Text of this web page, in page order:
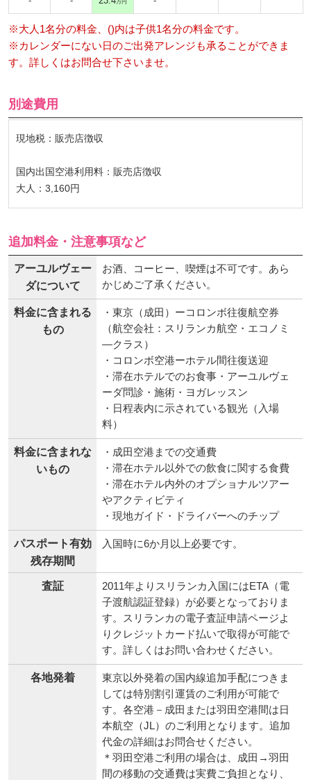
※大人1名分の料金、()内は子供1名分の料金です。
※カレンダーにない日のご出発アレンジも承ることができま
す。詳しくはお問合せ下さいませ。
別途費用
現地税：販売店徴収
国内出国空港利用料：販売店徴収
大人：3,160円
追加料金・注意事項など
アーユルヴェー
ダについて
お酒、コーヒー、喫煙は不可です。あら
かじめご了承ください。
料金に含まれる
もの
・東京（成田）ーコロンボ往復航空券
（航空会社：スリランカ航空・エコノミ
―クラス）
・コロンボ空港ーホテル間往復送迎
・滞在ホテルでのお食事・アーユルヴェ
ーダ問診・施術・ヨガレッスン
・日程表内に示されている観光（入場
料）
料金に含まれな
いもの
・成田空港までの交通費
・滞在ホテル以外での飲食に関する食費
・滞在ホテル内外のオプショナルツアー
やアクティビティ
・現地ガイド・ドライバーへのチップ
パスポート有効
残存期間
入国時に6か月以上必要です。
査証
2011年よりスリランカ入国にはETA（電
子渡航認証登録）が必要となっておりま
す。スリランカの電子査証申請ページよ
りクレジットカード払いで取得が可能で
す。詳しくはお問い合わせください。
各地発着
東京以外発着の国内線追加手配につきま
しては特別割引運賃のご利用が可能で
す。各空港－成田または羽田空港間は日
本航空（JL）のご利用となります。追加
代金の詳細はお問合せください。
＊羽田空港ご利用の場合は、成田→羽田
間の移動の交通費は実費ご負担となり、